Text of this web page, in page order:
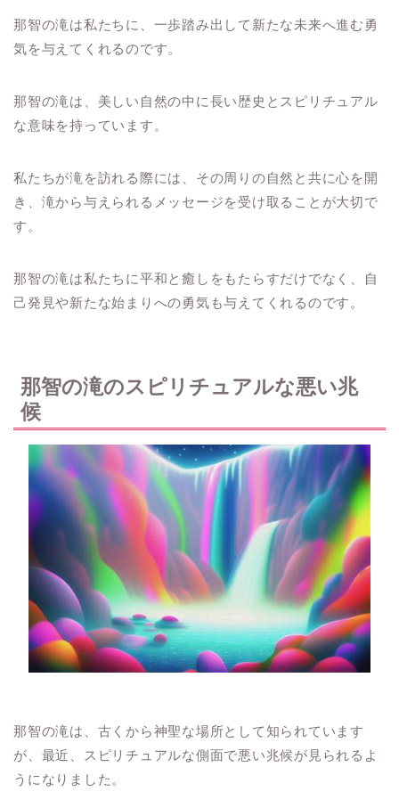
那智の滝は私たちに、一歩踏み出して新たな未来へ進む勇
気を与えてくれるのです。
那智の滝は、美しい自然の中に長い歴史とスピリチュアル
な意味を持っています。
私たちが滝を訪れる際には、その周りの自然と共に心を開
き、滝から与えられるメッセージを受け取ることが大切で
す。
那智の滝は私たちに平和と癒しをもたらすだけでなく、自
己発見や新たな始まりへの勇気も与えてくれるのです。
那智の滝のスピリチュアルな悪い兆
候
那智の滝は、古くから神聖な場所として知られています
が、最近、スピリチュアルな側面で悪い兆候が見られるよ
うになりました。